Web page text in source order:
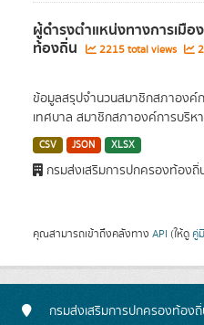
ผู้ดำรงตำแหน่งทางการเมื
ท้องถิ่น 2215 total views
ข้อมูลสรุปจำนวนสมาชิกสภาองค์
เทศบาล สมาชิกสภาองค์การบริห
CSV JSON XLSX
กรมส่งเสริมการปกครองท้องถิ่
คุณสามารถเข้าถึงคลังทาง API (ให้ดู คู่
กรมส่งเสริมการปกครองท้อง